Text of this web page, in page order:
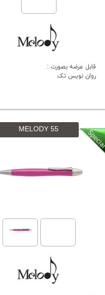
قابل عرضه بصورت :
روان نویس تک
MELODY 55